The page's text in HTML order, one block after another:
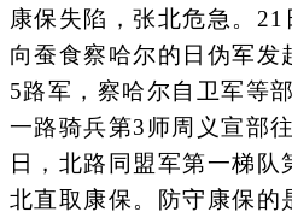
康保失陷，张北危急。21
向蚕食察哈尔的日伪军发
5路军，察哈尔自卫军等
一路骑兵第3师周义宣部
日，北路同盟军第一梯队
北直取康保。防守康保的